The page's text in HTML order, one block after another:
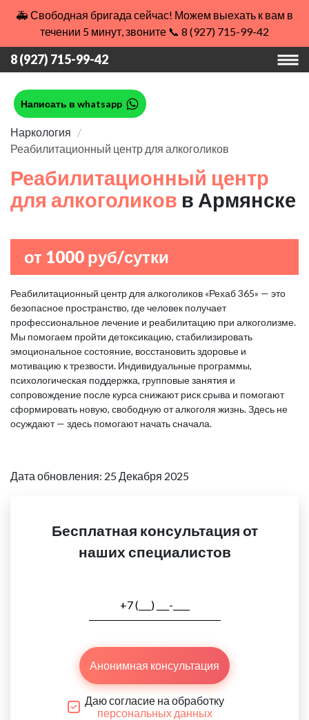
🚑 Свободная бригада сейчас! Можем выехать к вам в
течении 5 минут, звоните 📞 8 (927) 715-99-42
8 (927) 715-99-42
Написать в whatsapp
Наркология
Реабилитационный центр для алкоголиков
Реабилитационный центр
для алкоголиков в Армянске
от 1000 руб/сутки
Реабилитационный центр для алкоголиков «Рехаб 365» — это
безопасное пространство, где человек получает
профессиональное лечение и реабилитацию при алкоголизме.
Мы помогаем пройти детоксикацию, стабилизировать
эмоциональное состояние, восстановить здоровье и
мотивацию к трезвости. Индивидуальные программы,
психологическая поддержка, групповые занятия и
сопровождение после курса снижают риск срыва и помогают
сформировать новую, свободную от алкоголя жизнь. Здесь не
осуждают — здесь помогают начать сначала.
Дата обновления: 25 Декабря 2025
Бесплатная консультация от
наших специалистов
Анонимная консультация
Даю согласие на обработку
персональных данных